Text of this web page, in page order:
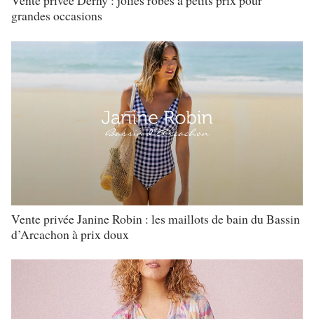
grandes occasions
Vente privée Janine Robin : les maillots de bain du Bassin
d’Arcachon à prix doux